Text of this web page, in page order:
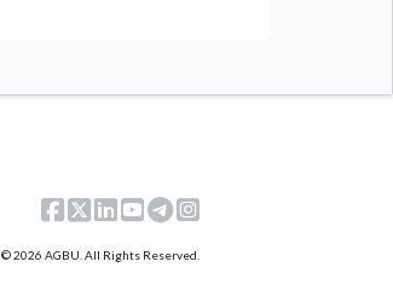
© 2026 AGBU. All Rights Reserved.